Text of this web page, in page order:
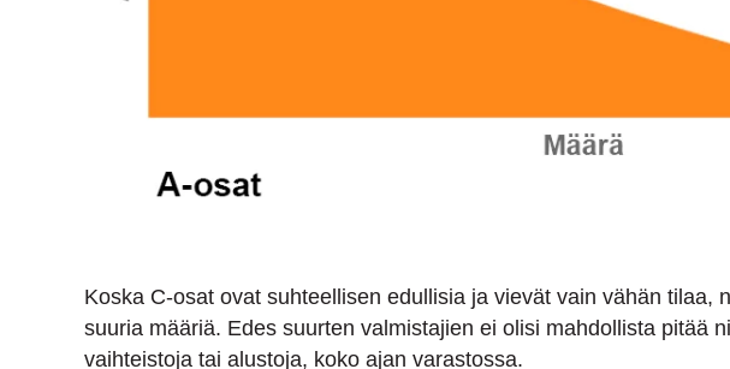
Koska C-osat ovat suhteellisen edullisia ja vievät vain vähän tilaa,
suuria määriä. Edes suurten valmistajien ei olisi mahdollista pitää
vaihteistoja tai alustoja, koko ajan varastossa.